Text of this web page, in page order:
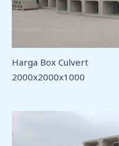
Harga Box Culvert
2000x2000x1000